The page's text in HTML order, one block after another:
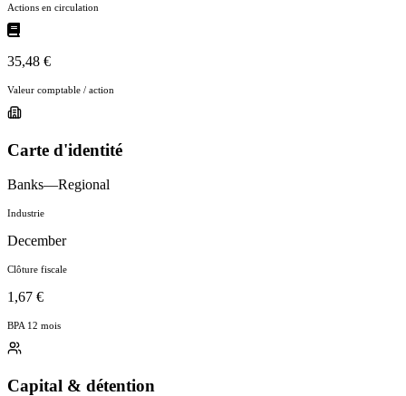
Actions en circulation
35,48 €
Valeur comptable / action
Carte d'identité
Banks—Regional
Industrie
December
Clôture fiscale
1,67 €
BPA 12 mois
Capital & détention